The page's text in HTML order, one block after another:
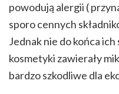
powodują alergii (
sporo cennych
Jednak nie do końca
kosmetyki zawierały
bardzo szkodliwe dla